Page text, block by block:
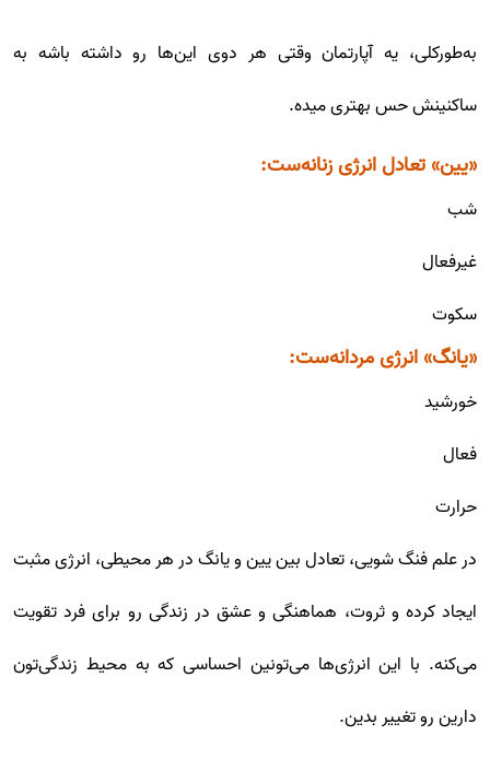
به‌طورکلی، یه آپارتمان وقتی هر دوی این‌ها رو داشته باشه به
ساکنینش حس بهتری میده.
«یین» تعادل انرژی زنانه‌ست:
شب
غیرفعال
سکوت
«یانگ» انرژی مردانه‌ست:
خورشید
فعال
حرارت
در علم فنگ شویی، تعادل بین یین و یانگ در هر محیطی، انرژی مثبت
ایجاد کرده و ثروت، هماهنگی و عشق در زندگی رو برای فرد تقویت
می‌کنه. با این انرژی‌ها می‌تونین احساسی که به محیط زندگی‌تون
دارین رو تغییر بدین.